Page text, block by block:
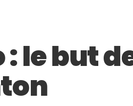
le but